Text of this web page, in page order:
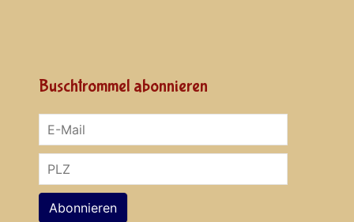
Buschtrommel abonnieren
Abonnieren